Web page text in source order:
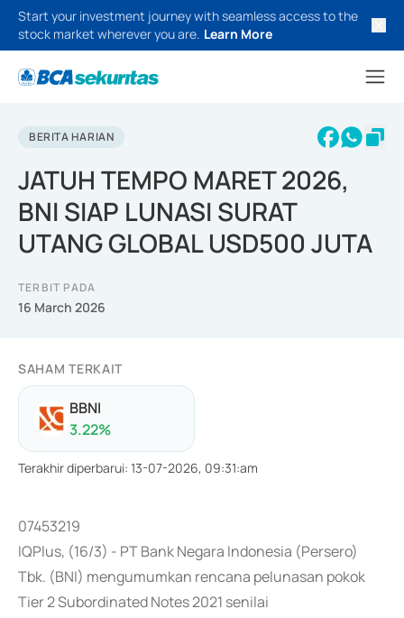
Start your investment journey with seamless access to the
stock market wherever you are. Learn More
BERITA HARIAN
JATUH TEMPO MARET 2026,
BNI SIAP LUNASI SURAT
UTANG GLOBAL USD500 JUTA
TERBIT PADA
16 March 2026
SAHAM TERKAIT
BBNI
3.22%
Terakhir diperbarui: 13-07-2026, 09:31:am
07453219
IQPlus, (16/3) - PT Bank Negara Indonesia (Persero)
Tbk. (BNI) mengumumkan rencana pelunasan pokok
Tier 2 Subordinated Notes 2021 senilai